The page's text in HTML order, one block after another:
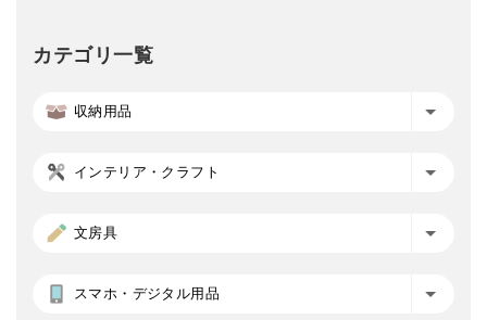
カテゴリ一覧
収納用品
インテリア・クラフト
文房具
スマホ・デジタル用品